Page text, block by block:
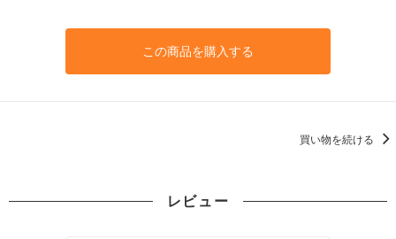
この商品を購入する
買い物を続ける
レビュー